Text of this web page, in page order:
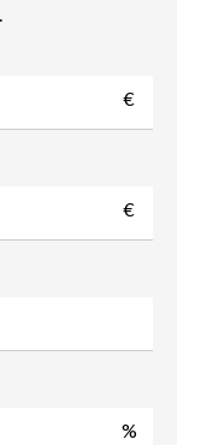
€
€
%